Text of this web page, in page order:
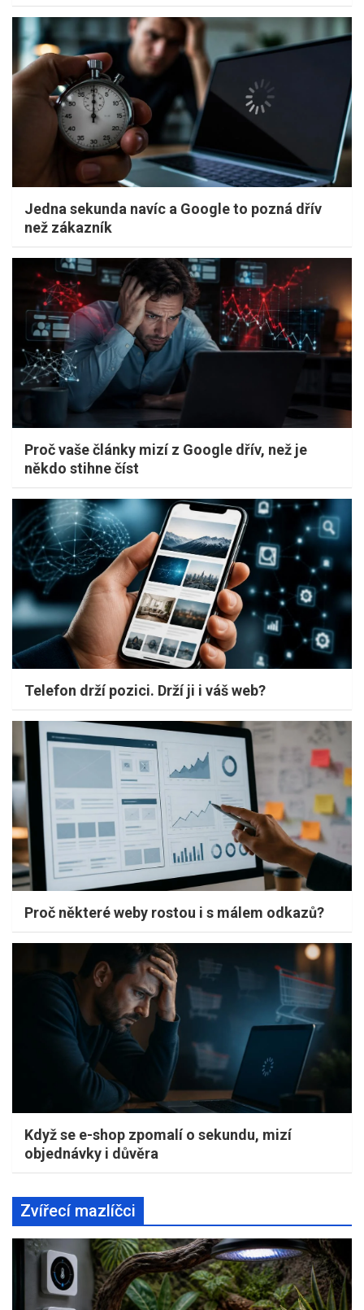
Jedna sekunda navíc a Google to pozná dřív
než zákazník
Proč vaše články mizí z Google dřív, než je
někdo stihne číst
Telefon drží pozici. Drží ji i váš web?
Proč některé weby rostou i s málem odkazů?
Když se e-shop zpomalí o sekundu, mizí
objednávky i důvěra
Zvířecí mazlíčci